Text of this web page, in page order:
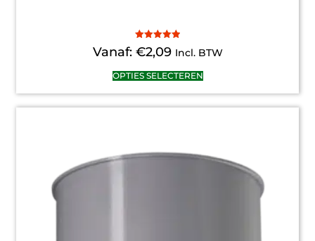
Gewaardeerd
5.00
Vanaf: €2,09 Incl. BTW
OPTIES SELECTEREN